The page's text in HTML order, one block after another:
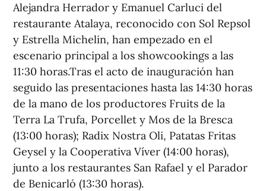
Alejandra Herrador y Emanuel Carluci del
restaurante Atalaya, reconocido con Sol Repsol
y Estrella Michelin, han empezado en el
escenario principal a los showcookings a las
11:30 horas.Tras el acto de inauguración han
seguido las presentaciones hasta las 14:30 horas
de la mano de los productores Fruits de la
Terra La Trufa, Porcellet y Mos de la Bresca
(13:00 horas); Radix Nostra Oli, Patatas Fritas
Geysel y la Cooperativa Víver (14:00 horas),
junto a los restaurantes San Rafael y el Parador
de Benicarló (13:30 horas).